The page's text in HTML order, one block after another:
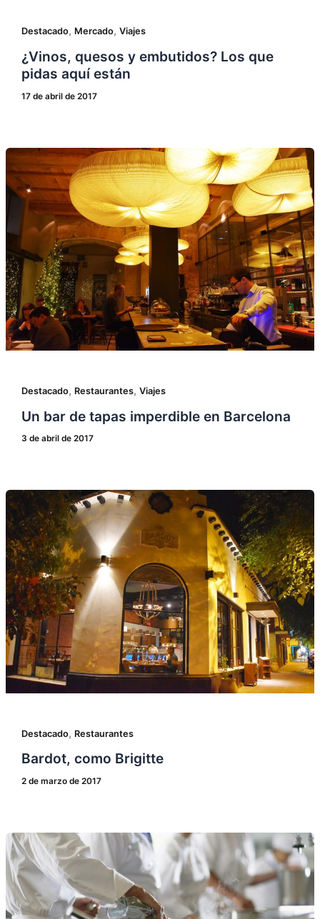
Destacado, Mercado, Viajes
¿Vinos, quesos y embutidos? Los que
pidas aquí están
17 de abril de 2017
Destacado, Restaurantes, Viajes
Un bar de tapas imperdible en Barcelona
3 de abril de 2017
Destacado, Restaurantes
Bardot, como Brigitte
2 de marzo de 2017